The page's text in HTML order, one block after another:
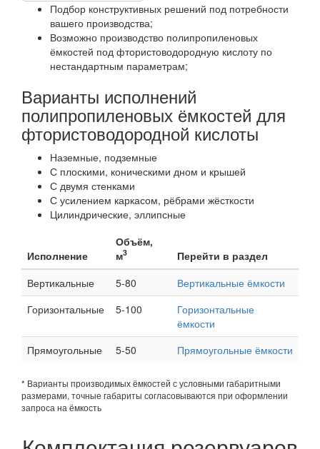
Подбор конструктивных решений под потребности
вашего производства;
Возможно производство полипропиленовых
ёмкостей под фтористоводородную кислоту по
нестандартным параметрам;
Варианты исполнений
полипропиленовых ёмкостей для
фтористоводородной кислоты
Наземные, подземные
С плоскими, коническими дном и крышей
С двумя стенками
С усилением каркасом, рёбрами жёсткости
Цилиндрические, эллипсные
Исполнение
Объём,
м3
Перейти в раздел
Вертикальные
5-80
Вертикальные ёмкости
Горизонтальные
5-100
Горизонтальные
ёмкости
Прямоугольные
5-50 Прямоугольные ёмкости
* Варианты производимых ёмкостей с условными габаритными
размерами, точные габариты согласовываются при оформлении
запроса на ёмкость